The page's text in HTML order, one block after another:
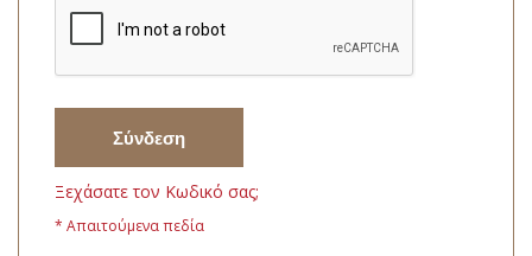
Σύνδεση
Ξεχάσατε τον Κωδικό σας;